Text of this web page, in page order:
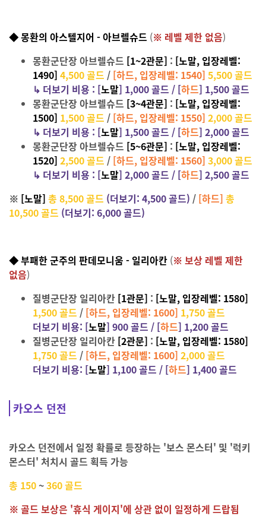
◆ 몽환의 아스텔지어 - 아브렐슈드 (※ 레벨 제한 없음)
몽환군단장 아브렐슈드 [1~2관문] : [노말, 입장레벨:
1490] 4,500 골드 / [하드, 입장레벨: 1540] 5,500 골드
↳ 더보기 비용 : [노말] 1,000 골드 / [하드] 1,500골드
몽환군단장 아브렐슈드 [3~4관문] : [노말, 입장레벨:
1500] 1,500 골드 / [하드, 입장레벨: 1550] 2,000 골드
↳ 더보기 비용 : [노말] 1,500 골드 / [하드] 2,000골드
몽환군단장 아브렐슈드 [5~6관문] : [노말, 입장레벨:
1520] 2,500 골드 / [하드, 입장레벨: 1560] 3,000 골드
↳ 더보기 비용 : [노말] 2,000 골드 / [하드] 2,500골드
※ [노말] 총 8,500 골드 (더보기: 4,500 골드) / [하드] 총
10,500 골드 (더보기: 6,000 골드)
◆ 부패한 군주의 판데모니움 - 일리아칸 (※ 보상 레벨 제한
없음)
질병군단장 일리아칸 [1관문] : [노말, 입장레벨: 1580]
1,500 골드 / [하드, 입장레벨: 1600] 1,750 골드
더보기 비용: [노말] 900 골드 / [하드] 1,200골드
질병군단장 일리아칸 [2관문] : [노말, 입장레벨: 1580]
1,750 골드 / [하드, 입장레벨: 1600] 2,000 골드
더보기 비용: [노말] 1,100 골드 / [하드] 1,400 골드
카오스 던전
카오스 던전에서 일정 확률로 등장하는 '보스 몬스터' 및 '럭키
몬스터' 처치시 골드 획득 가능
총 150~360 골드
※ 골드 보상은 '휴식 게이지'에 상관 없이 일정하게 드랍됨